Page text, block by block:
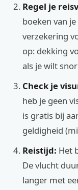
Regel je
boeken van
verzekering
op: dekking
als je wilt
Check je
heb je geen
is gratis bij
geldigheid
Reistijd: Het
De vlucht
langer met